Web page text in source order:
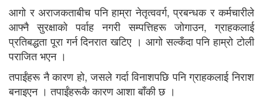
आगो र अराजकताबीच पनि हाम्रा नेतृत्ववर्ग, प्रबन्धक र कर्मचारीले
आफ्नै सुरक्षाको पर्वाह नगरी सम्पत्तिहरू जोगाउन, ग्राहकलाई
प्रतिबद्धता पूरा गर्न दिनरात खटिए । आगो सल्कँदा पनि हाम्रो टोली
पराजित भएन ।
तपाईंहरू नै कारण हो, जसले गर्दा विनाशपछि पनि ग्राहकलाई निराश
बनाइएन । तपाईंहरूकै कारण आशा बाँकी छ ।